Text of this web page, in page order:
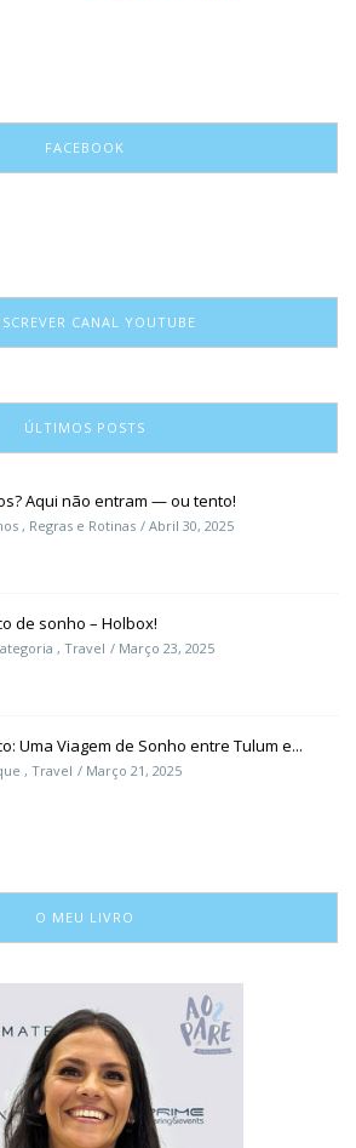
FACEBOOK
CANAL YOUTUBE
ÚLTIMOS POSTS
Aqui não entram — ou tento!
, Regras e Rotinas Abril 30, 2025
de sonho – Holbox!
, Travel Março 23, 2025
Uma Viagem de Sonho entre Tulum e...
, Travel Março 21, 2025
O MEU LIVRO